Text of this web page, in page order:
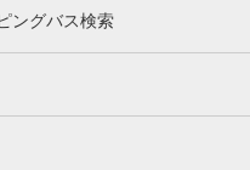
ングバス検索